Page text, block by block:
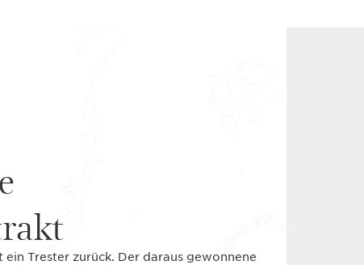
Trester zurück. Der daraus gewonnene